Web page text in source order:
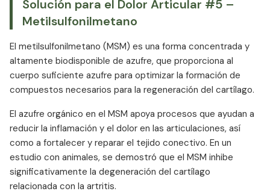
Solución para el Dolor Articular #5 –
Metilsulfonilmetano
El metilsulfonilmetano (MSM) es una forma concentrada y
altamente biodisponible de azufre, que proporciona al
cuerpo suficiente azufre para optimizar la formación de
compuestos necesarios para la regeneración del cartílago.
El azufre orgánico en el MSM apoya procesos que ayudan a
reducir la inflamación y el dolor en las articulaciones, así
como a fortalecer y reparar el tejido conectivo. En un
estudio con animales, se demostró que el MSM inhibe
significativamente la degeneración del cartílago
relacionada con la artritis.